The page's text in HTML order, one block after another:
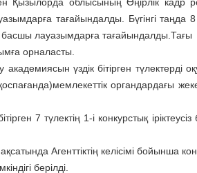
тағайындалды. Бүгінгі таңда
басшы лауазымдарға тағайындалды.Тағы
орналасты.
үздік бітірген түлектерді
органдардағы
7 түлектің 1-і конкурстық
Агенттіктің келісімі бойынша
берілді.